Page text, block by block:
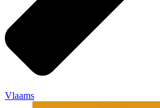
Vlaams